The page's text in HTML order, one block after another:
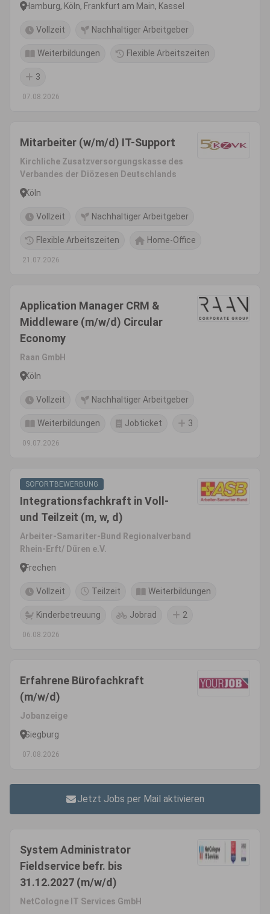
Hamburg, Köln, Frankfurt am Main, Kassel
Vollzeit Nachhaltiger Arbeitgeber
Weiterbildungen Flexible Arbeitszeiten
3
07.08.2026
Mitarbeiter (w/m/d) IT-Support
Kirchliche Zusatzversorgungskasse des
Verbandes der Diözesen Deutschlands
Köln
Vollzeit Nachhaltiger Arbeitgeber
Flexible Arbeitszeiten Home-Office
21.07.2026
Application Manager CRM &
Middleware (m/w/d) Circular
Economy
Raan GmbH
Köln
Vollzeit Nachhaltiger Arbeitgeber
Weiterbildungen Jobticket 3
09.07.2026
SOFORTBEWERBUNG
Integrationsfachkraft in Voll-
und Teilzeit (m, w, d)
Arbeiter-Samariter-Bund Regionalverband
Rhein-Erft/ Düren e.V.
Frechen
Vollzeit Teilzeit Weiterbildungen
Kinderbetreuung Jobrad 2
06.08.2026
Erfahrene Bürofachkraft
(m/w/d)
Jobanzeige
Siegburg
07.08.2026
Jetzt Jobs per Mail aktivieren
System Administrator
Fieldservice befr. bis
31.12.2027 (m/w/d)
NetCologne IT Services GmbH